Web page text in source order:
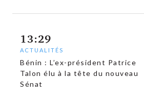
13:29
ACTUALITÉS
Bénin : L’ex-président Patrice
Talon élu à la tête du nouveau
Sénat